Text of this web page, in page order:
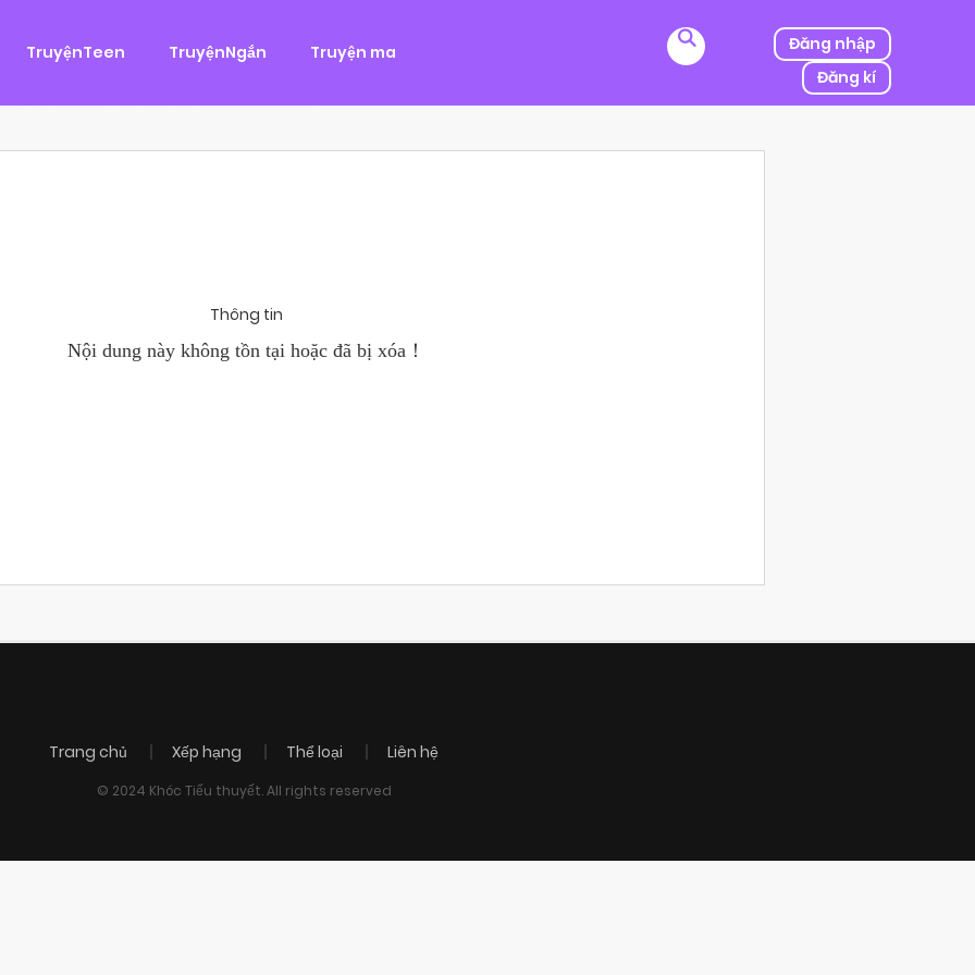
TruyệnTeen TruyệnNgắn Truyện ma
Đăng nhập
Đăng kí
Tình Cảm
Hùng, một tên cướp biển chân chính. Cho đến một ngày, cô bị kẻ thù của ba mình bắt cóc, người được mệnh danh
Chánh Uy săn lùng ba của Nhã Thụy và...
Thông tin
Nội dung này không tồn tại hoặc đã bị xóa！
Trang chủ Xếp hạng Thể loại Liên hệ
© 2024 Khóc Tiểu thuyết. All rights reserved